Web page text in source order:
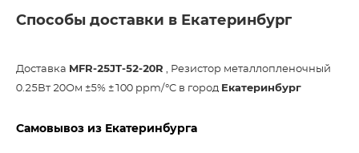
Способы доставки в Екатеринбург
Доставка MFR-25JT-52-20R , Резистор металлопленочный
0.25Вт 20Ом ±5% ±100 ppm/°C в город Екатеринбург
Самовывоз из Екатеринбурга